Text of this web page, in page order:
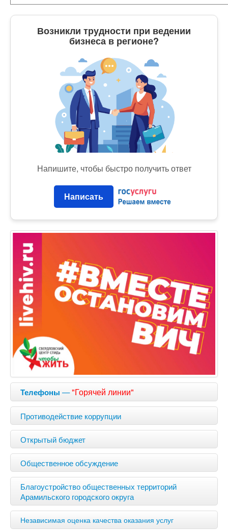
Возникли трудности при ведении
бизнеса в регионе?
Напишите, чтобы быстро получить ответ
Написать
Телефоны —"Горячей линии"
Противодействие коррупции
Открытый бюджет
Общественное обсуждение
Благоустройство общественных территорий
Арамильского городского округа
Независимая оценка качества оказания услуг